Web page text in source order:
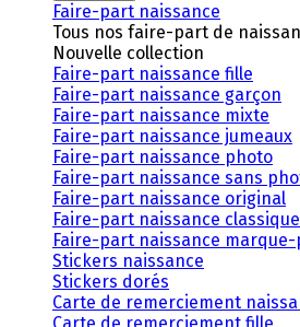
Faire-part naissance
Tous nos faire-part de
Nouvelle collection
Faire-part naissance fille
Faire-part naissance garçon
Faire-part naissance mixte
Faire-part naissance jumeaux
Faire-part naissance photo
Faire-part naissance sans
Faire-part naissance original
Faire-part naissance classique
Faire-part naissance marque-
Stickers naissance
Stickers dorés
Carte de remerciement